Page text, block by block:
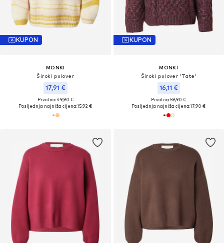
KUPON
MONKI
Široki pulover
17,91 €
Prvotno: 49,90 €
Posljednja najniža cijena:15,92 €
KUPON
MONKI
Široki pulover 'Tate'
16,11 €
Prvotno: 59,90 €
Posljednja najniža cijena:17,90 €